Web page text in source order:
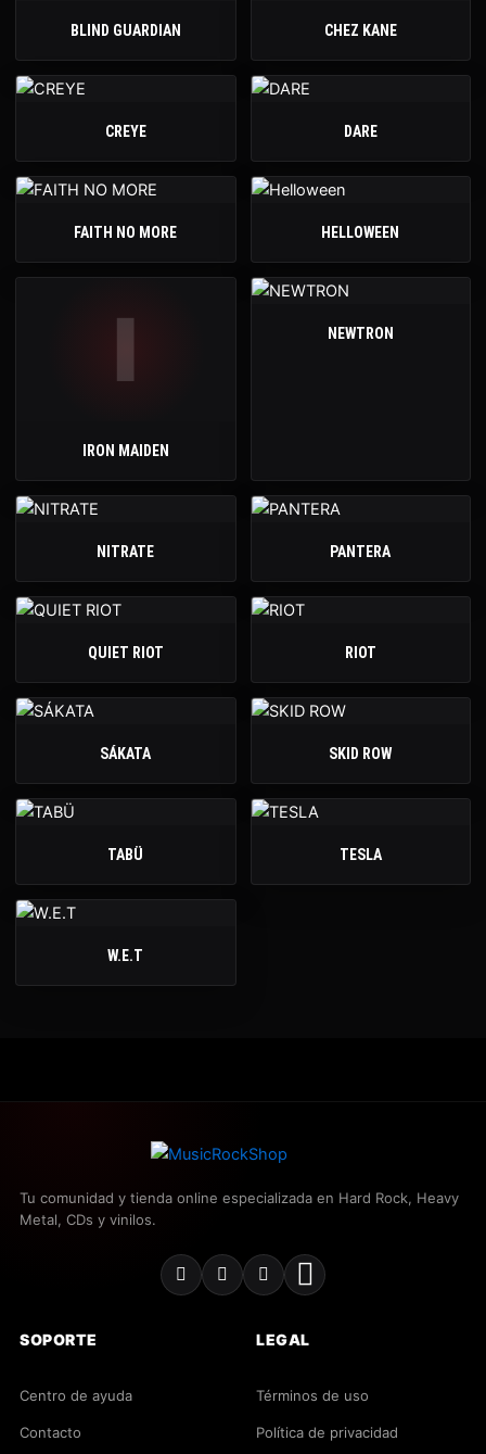
BLIND GUARDIAN CHEZ KANE
CREYE DARE
FAITH NO MORE HELLOWEEN
I
IRON MAIDEN
NEWTRON
NITRATE PANTERA
QUIET RIOT RIOT
SÁKATA SKID ROW
TABÜ TESLA
W.E.T
Tu comunidad y tienda online especializada en Hard Rock, Heavy
Metal, CDs y vinilos.
SOPORTE
Centro de ayuda
Contacto
LEGAL
Términos de uso
Política de privacidad